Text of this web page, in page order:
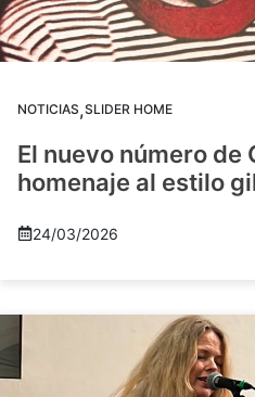
NOTICIAS,SLIDER HOME
El nuevo número de
homenaje al estilo
24/03/2026